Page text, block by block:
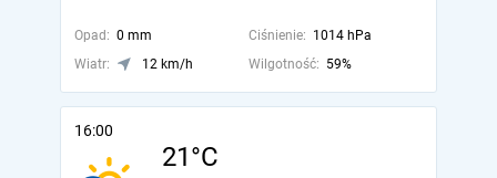
Opad: 0 mm Ciśnienie: 1014 hPa
Wiatr:
12 km/h Wilgotność: 59%
16:00
21°C